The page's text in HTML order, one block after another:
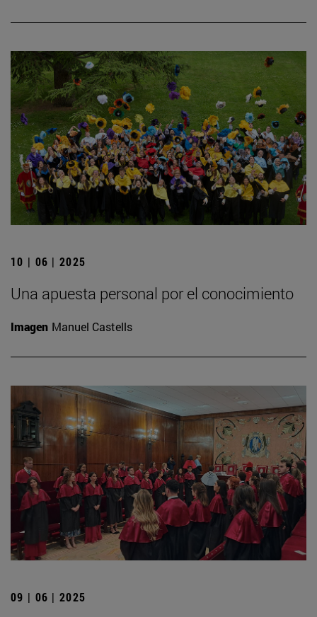
10 | 06 | 2025
Una apuesta personal por el conocimiento
Imagen Manuel Castells
09 | 06 | 2025